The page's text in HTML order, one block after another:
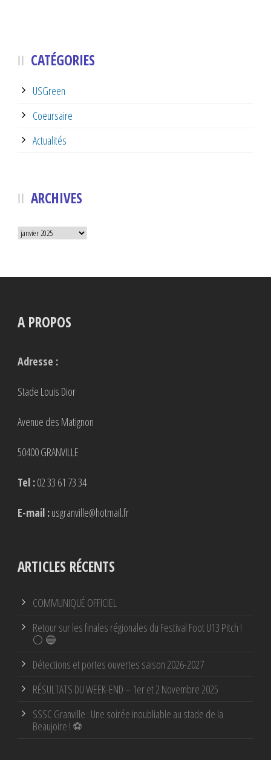
CATÉGORIES
USGreen
Coeursaire
Actualités
ARCHIVES
Archives
A PROPOS
Adresse :
Stade Louis Dior
Avenue des Matignon
50400 GRANVILLE
Tel :02 33 61 73 34
E-mail :usgranville@hotmail.fr
ARTICLES RÉCENTS
COMMUNIQUÉ OFFICIEL
Retour sur les finales régionales du Festival Foot U13 Pitch !
⚪ 🔵
Détections et portes ouvertes saison 2026-2027
RÉSULTATS DU WEEK-END – 1er et 2 Novembre 2025
SSSC Granville : Une soirée inoubliable au stade de la
Beaujoire ! ⚽